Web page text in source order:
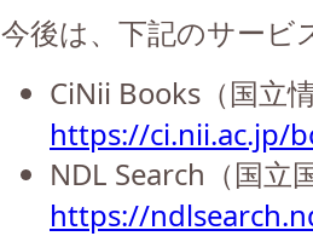
今後は、下記のサービ
CiNii Books（国立
https://ci.nii.ac.jp/
NDL Search（国立
https://